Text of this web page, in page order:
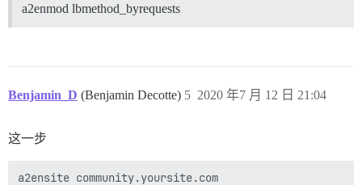
## 构建后运行的任何自定义命令
#- exec: rails r
a2enmod lbmethod_byrequests
Benjamin_D (Benjamin Decotte) 2020 年7 月 12 日 21:04
5
这一步